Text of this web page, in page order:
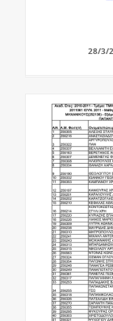
28/3/